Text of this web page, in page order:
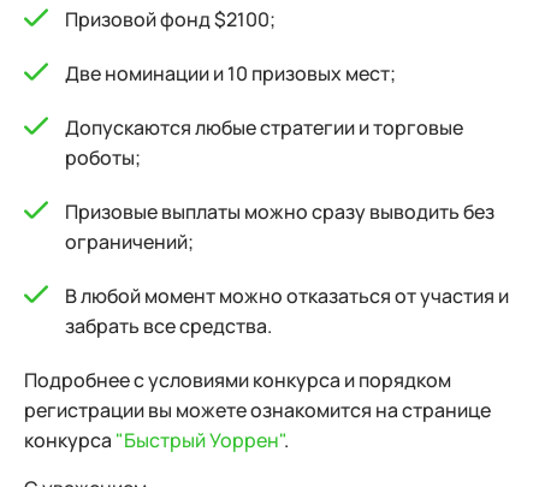
Призовой фонд $2100;
Две номинации и 10 призовых мест;
Допускаются любые стратегии и торговые
роботы;
Призовые выплаты можно сразу выводить без
ограничений;
В любой момент можно отказаться от участия и
забрать все средства.
Подробнее с условиями конкурса и порядком
регистрации вы можете ознакомится на странице
конкурса "Быстрый Уоррен".